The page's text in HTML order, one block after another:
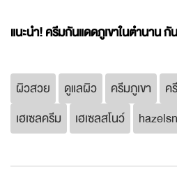
แนะนำ! ครีมกันแดดภูเขาในตำนาน
ผิวสวย ดูแลผิว ครีมภูเขา
ค
เฮเซลครีม
เฮเซลสโนว์